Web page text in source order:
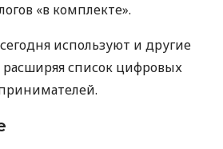
«в комплекте».
используют и другие
список цифровых